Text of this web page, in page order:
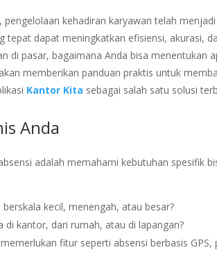
kehadiran karyawan telah
tepat dapat meningkatkan efisiensi, akurasi,
di pasar, bagaimana Anda bisa menentukan
memberikan panduan praktis untuk
Kantor Kita sebagai salah satu solusi
Anda
adalah memahami kebutuhan spesifik
kecil, menengah, atau besar?
di kantor, dari rumah, atau di lapangan?
fitur seperti absensi berbasis